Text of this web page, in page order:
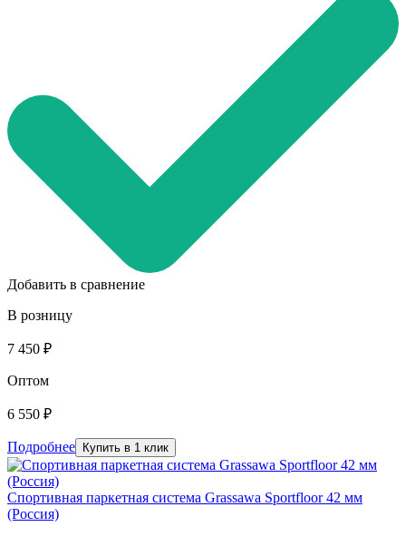
Добавить в сравнение
В розницу
7 450 ₽
Оптом
6 550 ₽
Подробнее Купить в 1 клик
Спортивная паркетная система Grassawa Sportfloor 42 мм
(Россия)